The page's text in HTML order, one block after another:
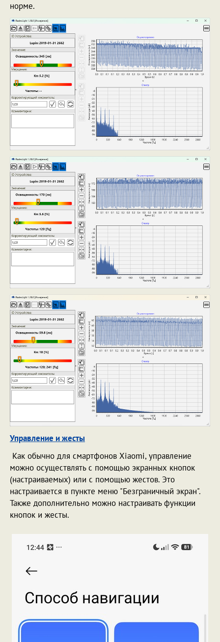
норме.
Управление и жесты
Как обычно для смартфонов Xiaomi, управление
можно осуществлять с помощью экранных кнопок
(настраиваемых) или с помощью жестов. Это
настраивается в пункте меню "Безграничный экран".
Также дополнительно можно настраивать функции
кнопок и жесты.